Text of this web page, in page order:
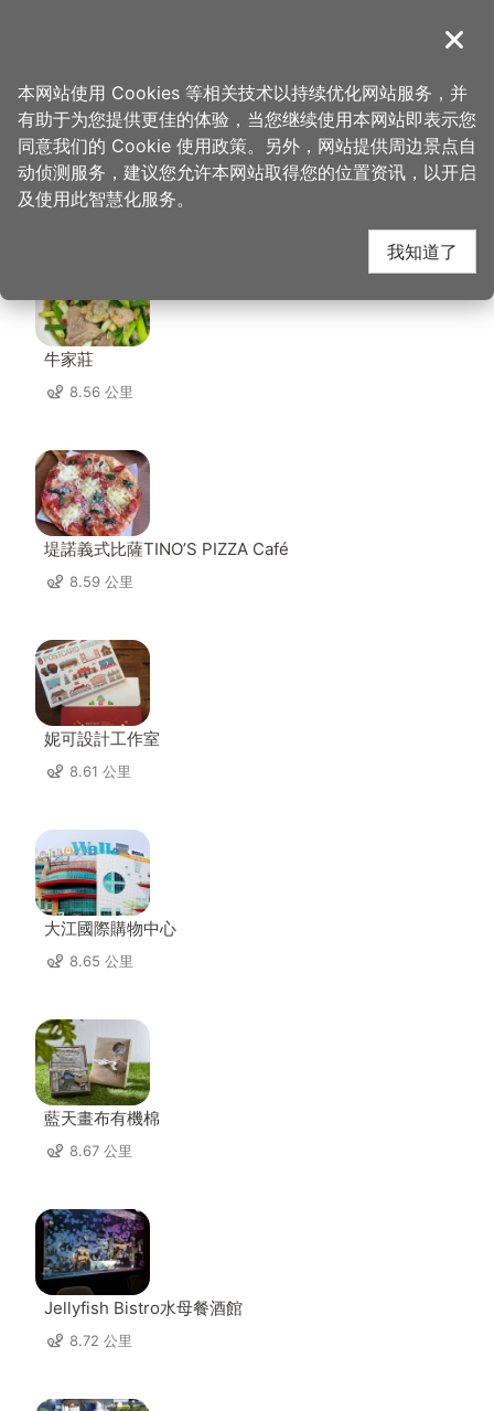
導覽
首页 > 想去的地方 > 美食、购物 > 乡味米干
乡味米干 周边店家
牛家莊
8.56 公里
堤諾義式比薩TINO’S PIZZA Café
8.59 公里
妮可設計工作室
8.61 公里
大江國際購物中心
8.65 公里
藍天畫布有機棉
8.67 公里
Jellyfish Bistro水母餐酒館
8.72 公里
关闭
本网站使用 Cookies 等相关技术以持续优化网站服务，并
有助于为您提供更佳的体验，当您继续使用本网站即表示您
同意我们的 Cookie 使用政策。另外，网站提供周边景点自
动侦测服务，建议您允许本网站取得您的位置资讯，以开启
及使用此智慧化服务。
我知道了